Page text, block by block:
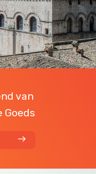
van
Goeds